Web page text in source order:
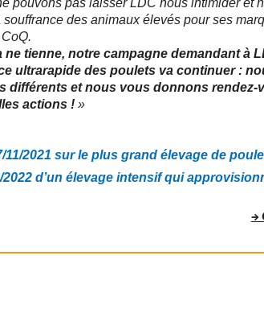
pouvons pas laisser LDC nous intimider et
des animaux élevés pour ses
tienne, notre campagne demandant à
ultrarapide des poulets va continuer :
différents et nous vous donnons rendez-
actions ! »
2021 sur le plus grand élevage de
d’un élevage intensif qui
→